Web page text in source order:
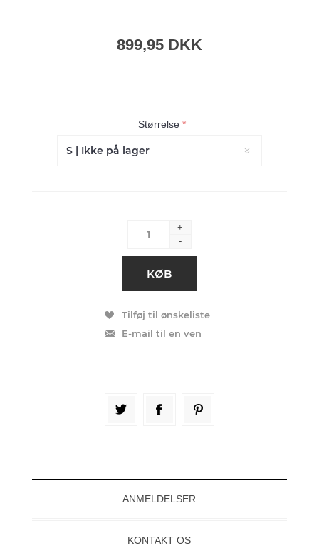
899,95 DKK
Størrelse*
+
-
ANMELDELSER
KONTAKT OS